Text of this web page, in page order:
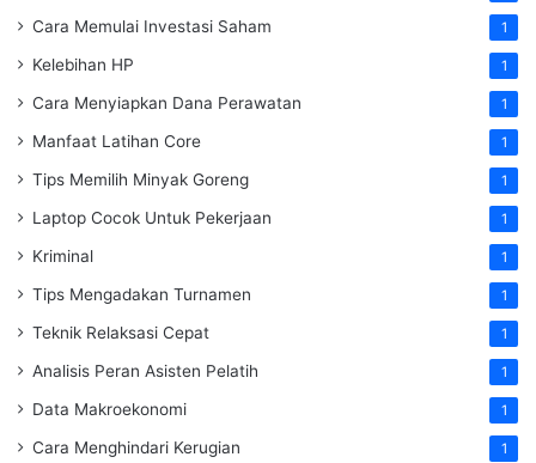
Cara Memulai Investasi Saham 1
Kelebihan HP 1
Cara Menyiapkan Dana Perawatan 1
Manfaat Latihan Core 1
Tips Memilih Minyak Goreng 1
Laptop Cocok Untuk Pekerjaan 1
Kriminal 1
Tips Mengadakan Turnamen 1
Teknik Relaksasi Cepat 1
Analisis Peran Asisten Pelatih 1
Data Makroekonomi 1
Cara Menghindari Kerugian 1